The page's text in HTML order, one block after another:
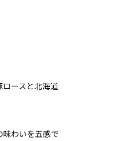
ースと北海道
わいを五感で